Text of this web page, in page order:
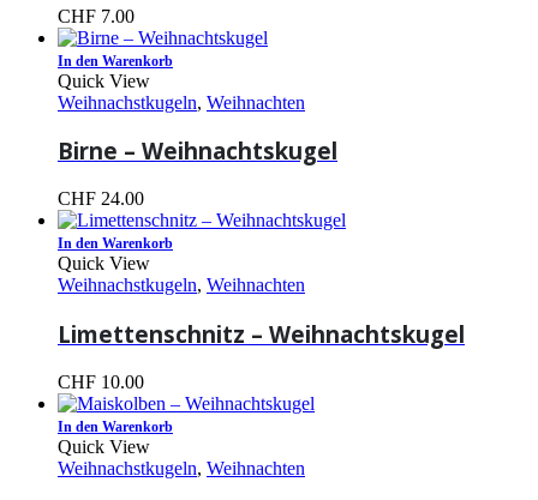
CHF 7.00
In den Warenkorb
Quick View
Weihnachstkugeln, Weihnachten
Birne – Weihnachtskugel
CHF 24.00
In den Warenkorb
Quick View
Weihnachstkugeln, Weihnachten
Limettenschnitz – Weihnachtskugel
CHF 10.00
In den Warenkorb
Quick View
Weihnachstkugeln, Weihnachten